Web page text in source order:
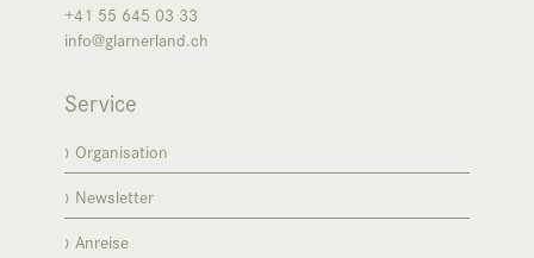
+41 55 645 03 33
info@glarnerland.ch
Service
Organisation
Newsletter
Anreise